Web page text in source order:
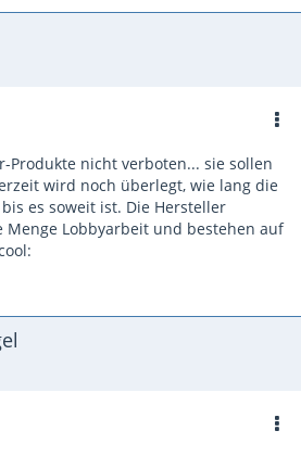
Produkte nicht verboten... sie sollen
wird noch überlegt, wie lang die
es soweit ist. Die Hersteller
Lobbyarbeit und bestehen auf